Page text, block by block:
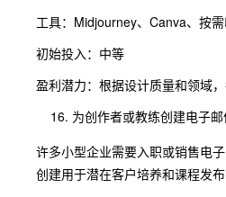
工具：Midjourney、Canva、按
初始投入：中等
盈利潜力：根据设计质量和领域
为创作者或教练创建电子
许多小型企业需要入职或销售电
创建用于潜在客户培养和课程发布